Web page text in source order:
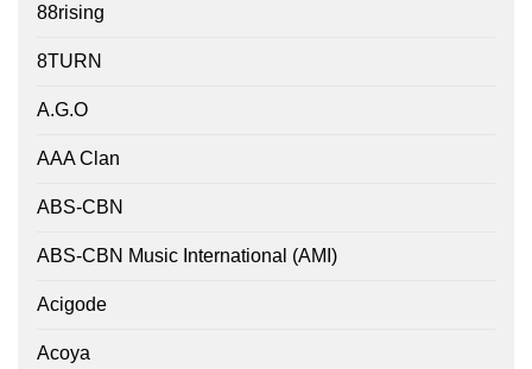
88rising
8TURN
A.G.O
AAA Clan
ABS-CBN
ABS-CBN Music International (AMI)
Acigode
Acoya